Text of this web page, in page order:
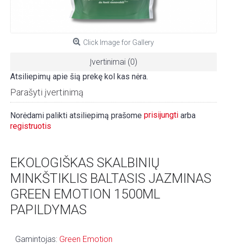
Click Image for Gallery
Įvertinimai (0)
Atsiliepimų apie šią prekę kol kas nėra.
Parašyti įvertinimą
Norėdami palikti atsiliepimą prašome prisijungti arba
registruotis
EKOLOGIŠKAS SKALBINIŲ
MINKŠTIKLIS BALTASIS JAZMINAS
GREEN EMOTION 1500ML
PAPILDYMAS
Gamintojas: Green Emotion